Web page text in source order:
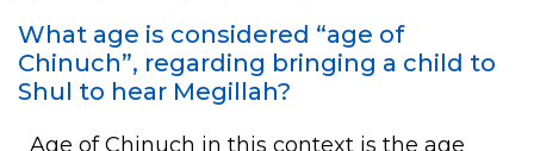
What age is considered “age of
Chinuch”, regarding bringing a child to
Shul to hear Megillah?
Age of Chinuch in this context is the age